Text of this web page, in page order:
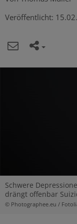
Veröffentlicht:
Schwere
drängt offenbar
© Photographee.eu /